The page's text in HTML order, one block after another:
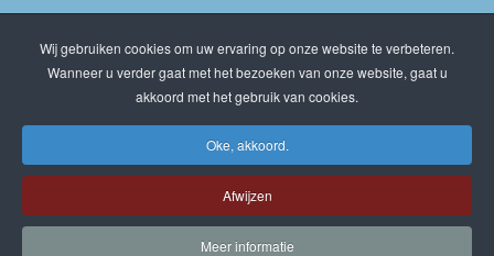
Wij gebruiken cookies om uw ervaring op onze website te verbeteren.
Wanneer u verder gaat met het bezoeken van onze website, gaat u
akkoord met het gebruik van cookies.
Oke, akkoord.
Afwijzen
Meer informatie